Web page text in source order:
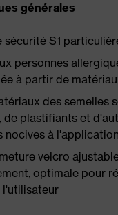
générales
sécurité S1
personnes
à partir de
des semelles
de plastifiants et
nocives à
velcro
optimale pour
l'utilisateur